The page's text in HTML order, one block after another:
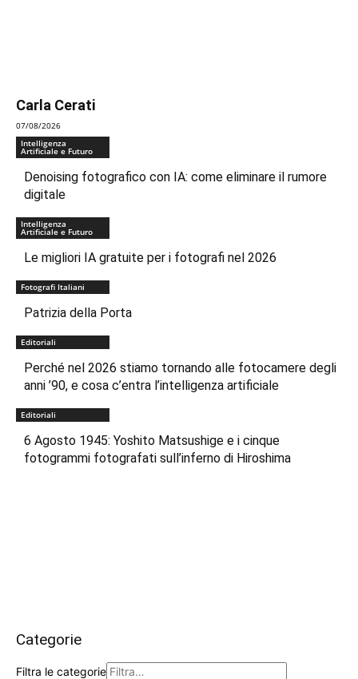
Carla Cerati
07/08/2026
Intelligenza
Artificiale e Futuro
Denoising fotografico con IA: come eliminare il rumore
digitale
Intelligenza
Artificiale e Futuro
Le migliori IA gratuite per i fotografi nel 2026
Fotografi Italiani
Patrizia della Porta
Editoriali
Perché nel 2026 stiamo tornando alle fotocamere degli
anni ’90, e cosa c’entra l’intelligenza artificiale
Editoriali
6 Agosto 1945: Yoshito Matsushige e i cinque
fotogrammi fotografati sull’inferno di Hiroshima
Categorie
Filtra le categorie